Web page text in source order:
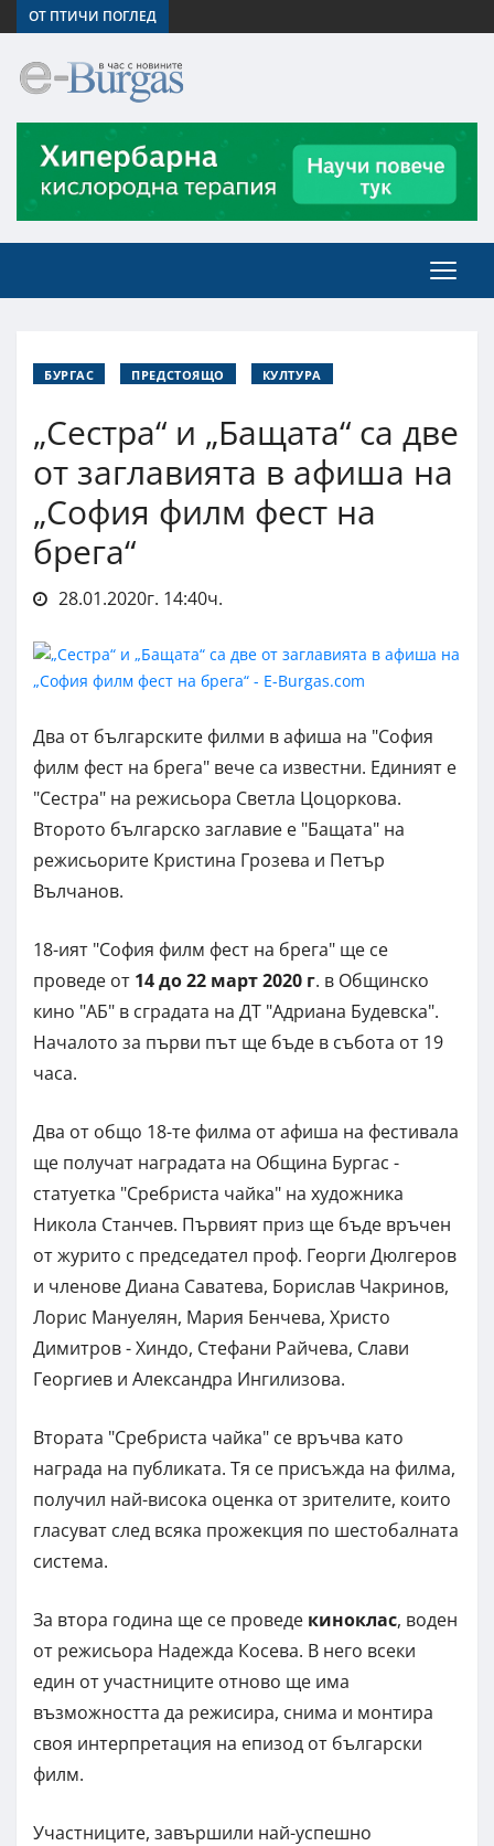
ОТ ПТИЧИ ПОГЛЕД
БУРГАС ПРЕДСТОЯЩО КУЛТУРА
„Сестра“ и „Бащата“ са две
от заглавията в афиша на
„София филм фест на
брега“
28.01.2020г. 14:40ч.
Два от българските филми в афиша на "София
филм фест на брега" вече са известни. Единият е
"Сестра" на режисьора Светла Цоцоркова.
Второто българско заглавие е "Бащата" на
режисьорите Кристина Грозева и Петър
Вълчанов.
18-ият "София филм фест на брега" ще се
проведе от 14 до 22 март 2020 г. в Общинско
кино "АБ" в сградата на ДТ "Адриана Будевска".
Началото за първи път ще бъде в събота от 19
часа.
Два от общо 18-те филма от афиша на фестивала
ще получат наградата на Община Бургас -
статуетка "Сребриста чайка" на художника
Никола Станчев. Първият приз ще бъде връчен
от журито с председател проф. Георги Дюлгеров
и членове Диана Саватева, Борислав Чакринов,
Лорис Мануелян, Мария Бенчева, Христо
Димитров - Хиндо, Стефани Райчева, Слави
Георгиев и Александра Ингилизова.
Втората "Сребриста чайка" се връчва като
награда на публиката. Тя се присъжда на филма,
получил най-висока оценка от зрителите, които
гласуват след всяка прожекция по шестобалната
система.
За втора година ще се проведе киноклас, воден
от режисьора Надежда Косева. В него всеки
един от участниците отново ще има
възможността да режисира, снима и монтира
своя интерпретация на епизод от български
филм.
Участниците, завършили най-успешно